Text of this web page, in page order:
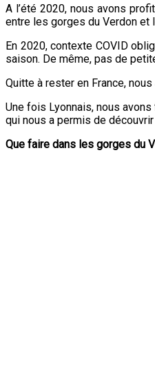
A l’été 2020, nous avons
entre les gorges du Verdon et
En 2020, contexte COVID
saison. De même, pas de
Quitte à rester en France,
Une fois Lyonnais, nous
qui nous a permis de
Que faire dans les gorges du